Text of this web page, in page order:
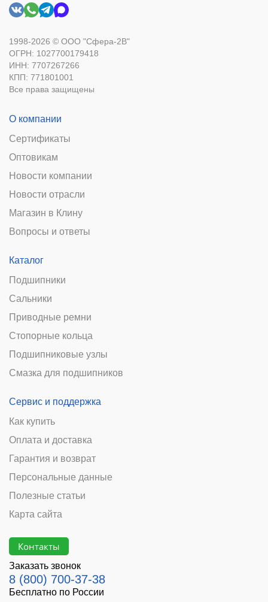
1998-2026 © ООО "Сфера-2В"
ОГРН: 1027700179418
ИНН: 7707267266
КПП: 771801001
Все права защищены
О компании
Сертификаты
Оптовикам
Новости компании
Новости отрасли
Магазин в Клину
Вопросы и ответы
Каталог
Подшипники
Сальники
Приводные ремни
Стопорные кольца
Подшипниковые узлы
Смазка для подшипников
Сервис и поддержка
Как купить
Оплата и доставка
Гарантия и возврат
Персональные данные
Полезные статьи
Карта сайта
Контакты
Заказать звонок
8 (800) 700-37-38
Бесплатно по России